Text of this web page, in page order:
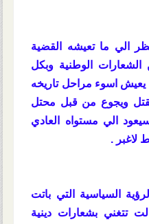
الي ما تعيشه القضية
الشعارات الوطنية وبكل
يعيش اسوء مراحل تاريخه
ويجوع من قبل محتل
الي مستواه العادي
لاغبر .
السياسية التي باتت
تتغني بشعارات دينية